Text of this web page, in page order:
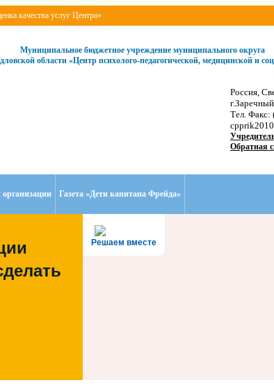
качества услуг Центра»
Муниципальное бюджетное учреждение муниципального округа
области «Центр психолого-педагогической, медицинской и
Россия,
Тел. Факс:
Обратная
организации Газета «Дети капитана Фрейда»
Решаем вместе